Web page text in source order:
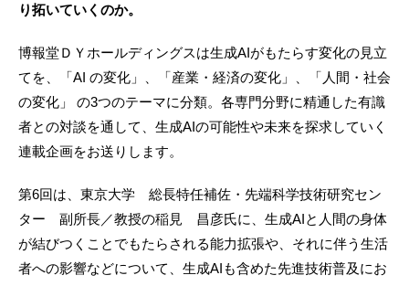
り拓いていくのか。
博報堂ＤＹホールディングスは生成AIがもたらす変化の見立
てを、「AI の変化」、「産業・経済の変化」、「人間・社会
の変化」 の3つのテーマに分類。各専門分野に精通した有識
者との対談を通して、生成AIの可能性や未来を探求していく
連載企画をお送りします。
第6回は、東京大学 総長特任補佐・先端科学技術研究セン
ター 副所長／教授の稲見 昌彦氏に、生成AIと人間の身体
が結びつくことでもたらされる能力拡張や、それに伴う生活
者への影響などについて、生成AIも含めた先進技術普及にお